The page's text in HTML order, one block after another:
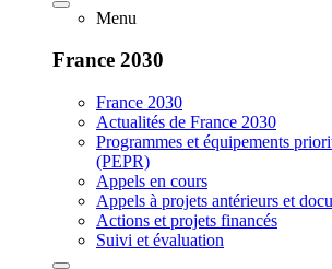
Menu
France 2030
France 2030
Actualités de France 2030
Programmes et équipements
(PEPR)
Appels en cours
Appels à projets antérieurs et
Actions et projets financés
Suivi et évaluation